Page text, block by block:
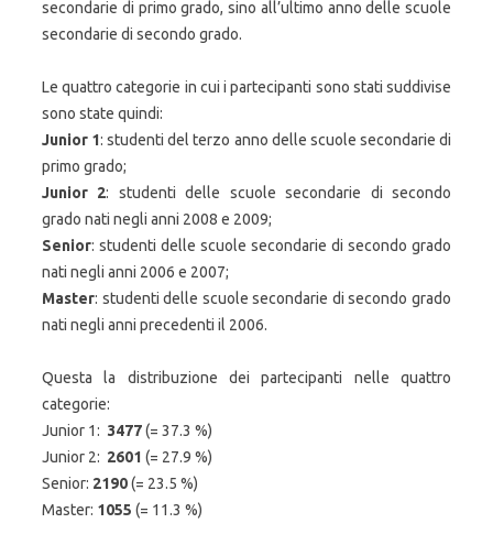
secondarie di primo grado, sino all’ultimo anno delle scuole
secondarie di secondo grado.
Le quattro categorie in cui i partecipanti sono stati suddivise
sono state quindi:
Junior 1: studenti del terzo anno delle scuole secondarie di
primo grado;
Junior 2: studenti delle scuole secondarie di secondo
grado nati negli anni 2008 e 2009;
Senior: studenti delle scuole secondarie di secondo grado
nati negli anni 2006 e 2007;
Master: studenti delle scuole secondarie di secondo grado
nati negli anni precedenti il 2006.
Questa la distribuzione dei partecipanti nelle quattro
categorie:
Junior 1: 3477(= 37.3 %)
Junior 2: 2601 (= 27.9 %)
Senior: 2190(= 23.5 %)
Master: 1055 (= 11.3 %)